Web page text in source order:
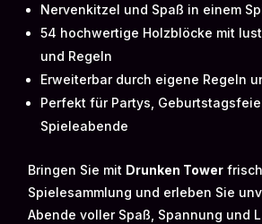
Nervenkitzel und Spaß in einem
54 hochwertige Holzblöcke mit
und Regeln
Erweiterbar durch eigene Regeln
Perfekt für Partys,
Spieleabende
Bringen Sie mit Drunken Tower
Spielesammlung und erleben Sie
Abende voller Spaß, Spannung und